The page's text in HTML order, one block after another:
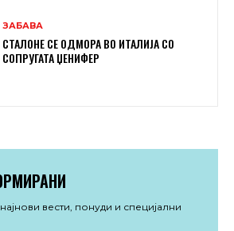
ЗАБАВА
СТАЛОНЕ СЕ ОДМОРА ВО ИТАЛИЈА СО
СОПРУГАТА ЏЕНИФЕР
вести, понуди и специјални